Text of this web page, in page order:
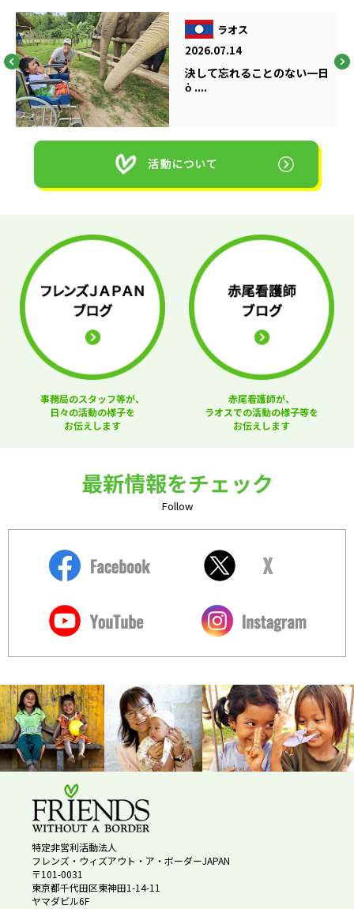
ラオス
2026.07.14
決して忘れることのない一日
ὁ ....
事務局のスタッフ等が、
日々の活動の様子を
お伝えします
赤尾看護師が、
ラオスでの活動の様子等を
お伝えします
最新情報をチェック
Follow
特定非営利活動法人
フレンズ・ウィズアウト・ア・ボーダーJAPAN
〒101-0031
東京都千代田区東神田1-14-11
ヤマダビル6F